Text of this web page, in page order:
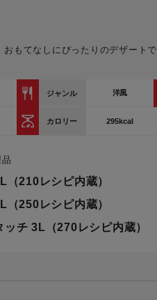
フードプロセッサー
トースター
電気圧力鍋
活家電
すべての生活家電
玉クリーナー
覧
ー一覧
一覧
もてなしにぴったりのデザート
ジャンル 洋風
カロリー 295kcal
（210レシピ内蔵）
（250レシピ内蔵）
チ 3L（270レシピ内蔵）